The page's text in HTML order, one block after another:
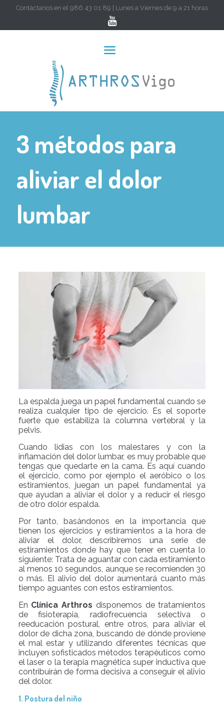
Contáctanos en el 986 43 01 89 | Lunes a Viernes de 9 a 21 horas
3 métodos para
aliviar el dolor
lumbar
La espalda juega un papel fundamental cuando se
realiza cualquier tipo de ejercicio. Es el soporte
fuerte que estabiliza la columna vertebral y la
pelvis.
Cuando lidias con los malestares y con la
inflamación del dolor lumbar, es muy probable que
tengas que quedarte en la cama. Es aquí cuando
el ejercicio, como por ejemplo el aeróbico o los
estiramientos, juegan un papel fundamental ya
que ayudan a aliviar el dolor y a reducir el riesgo
de otro dolor espalda.
Por tanto, basándonos en la importancia que
tienen los ejercicios y estiramientos a la hora de
aliviar el dolor, describiremos una serie de
estiramientos donde hay que tener en cuenta lo
siguiente: Trata de aguantar con cada estiramiento
al menos 10 segundos, aunque se recomienden 30
o más. El alivio del dolor aumentará cuanto más
tiempo aguantes con estos estiramientos.
En Clínica Arthros disponemos de tratamientos
de fisioterapia, radiofrecuencia selectiva o
reeducación postural, entre otros, para aliviar el
dolor de dicha zona, buscando de dónde proviene
el mal estar y utilizando diferentes técnicas que
incluyen sofisticados métodos terapéuticos como
el laser o la terapia magnética super inductiva que
contribuirán de forma decisiva a conseguir el alivio
del dolor.
1. Postura del niño